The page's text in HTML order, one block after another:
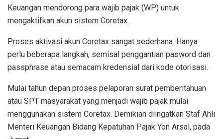
Keuangan mendorong para wajib pajak (WP) untuk
mengaktifkan akun sistem Coretax.
Proses aktivasi akun Coretax sangat sederhana. Hanya
perlu beberapa langkah, semisal penggantian pasword dan
passphrase atau semacam kredensial dari kode otorisasi.
Mulai tahun depan proses pelaporan surat pemberitahuan
atau SPT masyarakat yang menjadi wajib pajak mulai
menggunakan sistem Coretax. Demikian diingatkan Staf Ahli
Menteri Keuangan Bidang Kepatuhan Pajak Yon Arsal, pada